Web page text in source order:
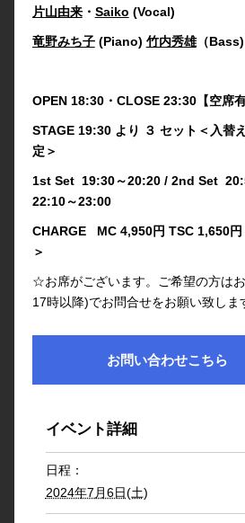
片山由来・ Saiko (Vocal)
竜野みち子(Piano) 竹内秀雄（Bass)
OPEN 18:30・CLOSE 23:30【空席有
STAGE 19:30 より ３ セット＜入替
定＞
1st Set 19:30～20:20 / 2nd Set
22:10～23:00
CHARGE MC 4,950円 TSC 1,650円
＞
☆お席がございます。ご希望の方は
17時以降)でお問合せをお願い致しま
お問い合わせこちら
イベント詳細
日程：
2024年7月6日(土)